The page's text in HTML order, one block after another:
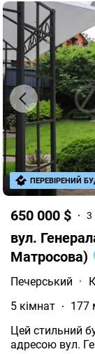
Газ.
власноруч
кухні на
душова.
Інтернет.
займає
житлові
комплекси,
за все - 290
650 000 $ 3
вул.
Матросова)
Печерський ·
5 кімнат
177
Цей стильний
адресою вул.
ПЕРЕВІРЕНИЙ